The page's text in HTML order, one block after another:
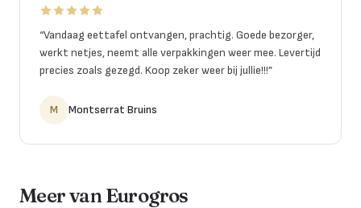
“Vandaag eettafel ontvangen, prachtig. Goede bezorger,
werkt netjes, neemt alle verpakkingen weer mee. Levertijd
precies zoals gezegd. Koop zeker weer bij jullie!!!”
M Montserrat Bruins
Meer van Eurogros